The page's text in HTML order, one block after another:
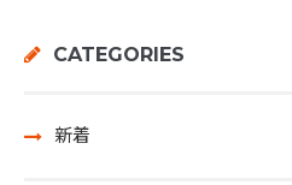
CATEGORIES
新着